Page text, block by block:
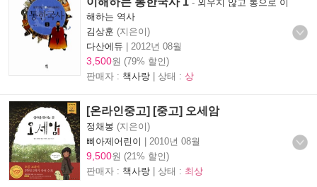
- 외우지 않고 통으로 이
해하는 역사
김상훈 (지은이)
다산에듀 | 2012년 08월
3,500원 (79% 할인)
판매자 : 책사랑 | 상태 : 상
[온라인중고] [중고] 오세암
정채봉 (지은이)
삐아제어린이 | 2010년 08월
9,500원 (21% 할인)
판매자 : 책사랑 | 상태 : 최상